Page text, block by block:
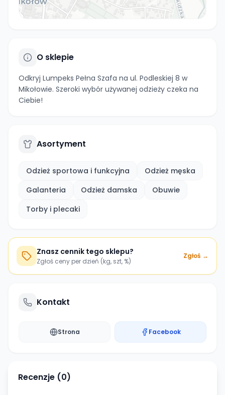
O sklepie
Odkryj Lumpeks Pełna Szafa na ul. Podleskiej 8 w
Mikołowie. Szeroki wybór używanej odzieży czeka na
Ciebie!
Asortyment
Odzież sportowa i funkcyjna
Odzież męska
Galanteria
Odzież damska
Obuwie
Torby i plecaki
Znasz cennik tego sklepu?
Zgłoś ceny per dzień (kg, szt, %)
Zgłoś →
Kontakt
Strona Facebook
Recenzje (0)